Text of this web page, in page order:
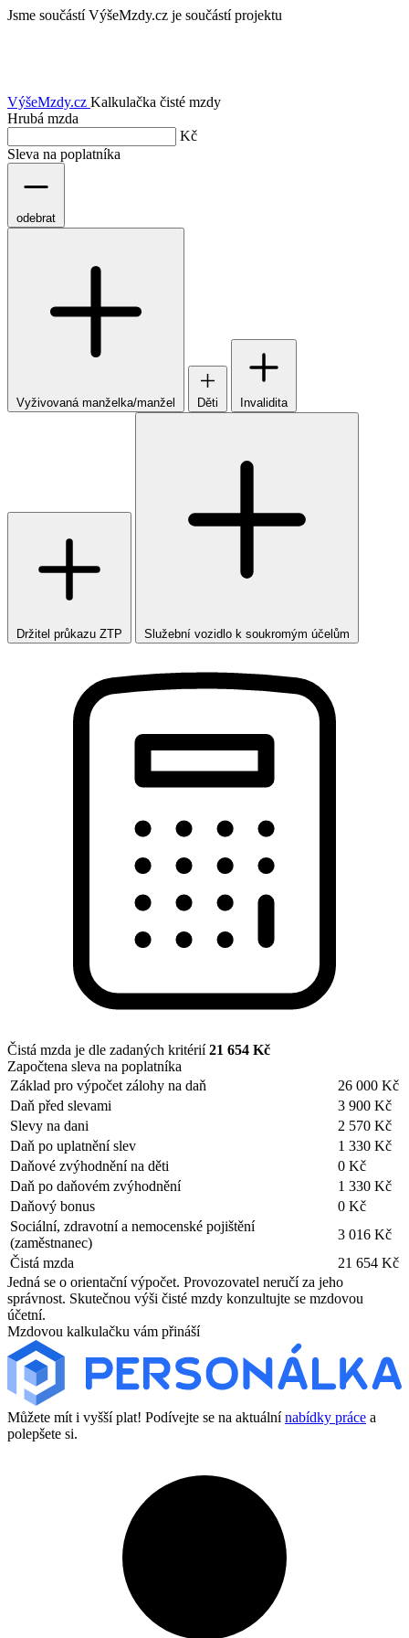
Jsme součástí VýšeMzdy.cz je součástí projektu
VýšeMzdy.cz Kalkulačka čisté mzdy
Hrubá mzda
Kč
Sleva na poplatníka
odebrat
Vyživovaná manželka/manžel Děti Invalidita
Držitel průkazu ZTP Služební vozidlo k soukromým účelům
Čistá mzda je dle zadaných kritérií21 654 Kč
Započtena sleva na poplatníka
Základ pro výpočet zálohy na daň
26 000 Kč
Daň před slevami
3 900 Kč
Slevy na dani
2 570 Kč
Daň po uplatnění slev
1 330 Kč
Daňové zvýhodnění na děti
0 Kč
Daň po daňovém zvýhodnění
1 330 Kč
Daňový bonus
0 Kč
Sociální, zdravotní a nemocenské pojištění
(zaměstnanec)
3 016 Kč
Čistá mzda
21 654 Kč
Jedná se o orientační výpočet. Provozovatel neručí za jeho
správnost. Skutečnou výši čisté mzdy konzultujte se mzdovou
účetní.
Mzdovou kalkulačku vám přináší
Můžete mít i vyšší plat! Podívejte se na aktuálnínabídky práce a
polepšete si.